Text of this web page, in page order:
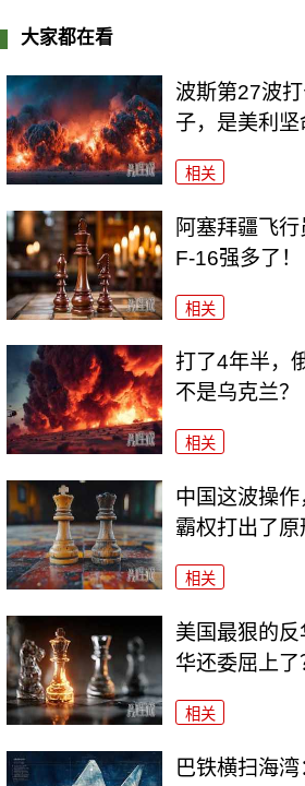
大家都在看
波斯第27波
子，是美利坚
相关
阿塞拜疆飞行
F-16强多了！
相关
打了4年半，
不是乌克兰？
相关
中国这波操
霸权打出了原
相关
美国最狠的
华还委屈上了
相关
巴铁横扫海